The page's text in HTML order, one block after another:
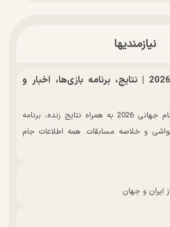
نیازمندیها
جدول جام جهانی 2026 | نتایج، برنامه بازی‌ها، اخبار و
مشاهده جدول کامل جام جهانی 2026 به همراه نتایج زنده، برنامه
و خلاصه مسابقات. همه اطلاعات جام
ایران و جهان